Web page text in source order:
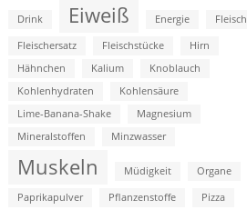
Drink Eiweiß Energie Fleisch
Fleischersatz Fleischstücke
Hirn
Hähnchen
Kalium
Knoblauch
Kohlenhydraten
Kohlensäure
Lime-Banana-Shake
Magnesium
Mineralstoffen
Minzwasser
Muskeln Müdigkeit Organe
Paprikapulver Pflanzenstoffe
Pizza